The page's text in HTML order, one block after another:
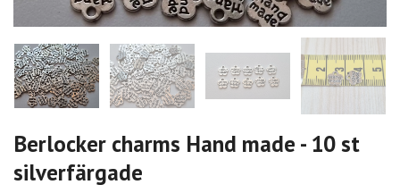
Berlocker charms Hand made - 10 st
silverfärgade